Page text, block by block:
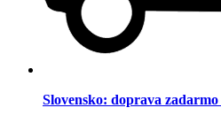
Slovensko: doprava zadarmo